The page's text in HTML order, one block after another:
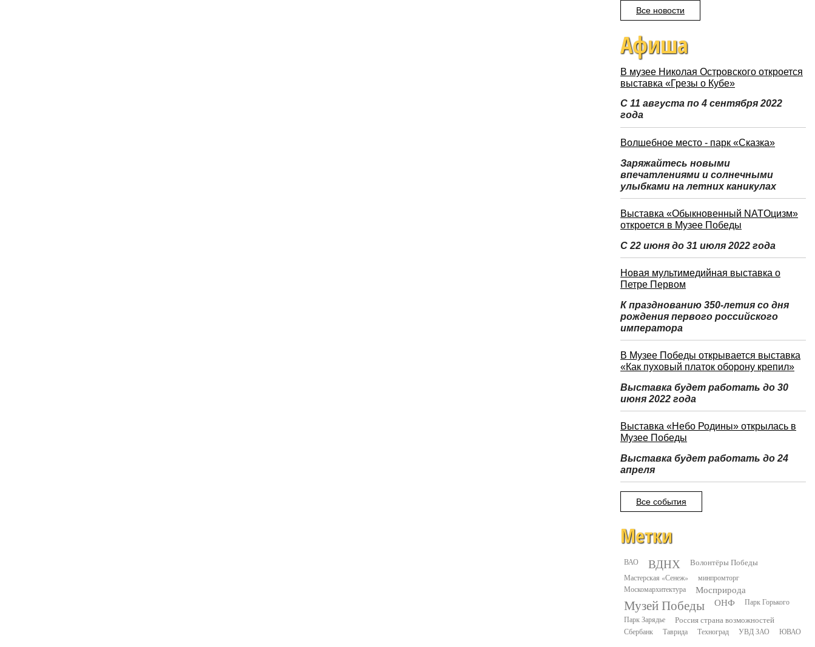
Все новости
Афиша
В музее Николая Островского откроется
выставка «Грезы о Кубе»
С 11 августа по 4 сентября 2022
года
Волшебное место - парк «Сказка»
Заряжайтесь новыми
впечатлениями и солнечными
улыбками на летних каникулах
Выставка «Обыкновенный NATOцизм»
откроется в Музее Победы
С 22 июня до 31 июля 2022 года
Новая мультимедийная выставка о
Петре Первом
К празднованию 350-летия со дня
рождения первого российского
императора
В Музее Победы открывается выставка
«Как пуховый платок оборону крепил»
Выставка будет работать до 30
июня 2022 года
Выставка «Небо Родины» открылась в
Музее Победы
Выставка будет работать до 24
апреля
Все события
Метки
ВАО ВДНХ Волонтёры Победы
Мастерская «Сенеж»
минпромторг
Москомархитектура
Мосприрода
Музей Победы ОНФ
Парк Горького
Парк Зарядье
Россия страна возможностей
Сбербанк Таврида Техноград УВД ЗАО ЮВАО